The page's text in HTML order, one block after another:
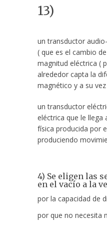
13)
un transductor
( que es el cambio
magnitud eléctrica (
alrededor capta la
magnético y a su
un transductor
eléctrica que le llega
física producida por
produciendo
4) Se eligen las
en el vacío a la
por la capacidad de
por que no necesita